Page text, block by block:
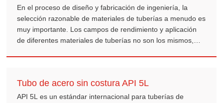
vida útil. Para mejorar la calidad de la superficie y el
rendimiento de la tubería de acero, a menudo se utilizan
decapado, pasivación y fosfatado.
En el proceso de diseño y fabricación de ingeniería, la
selección razonable de materiales de tuberías a menudo es
muy importante. Los campos de rendimiento y aplicación
de diferentes materiales de tuberías no son los mismos,
Tubo de acero sin costura API 5L
API 5L es un estándar internacional para tuberías de